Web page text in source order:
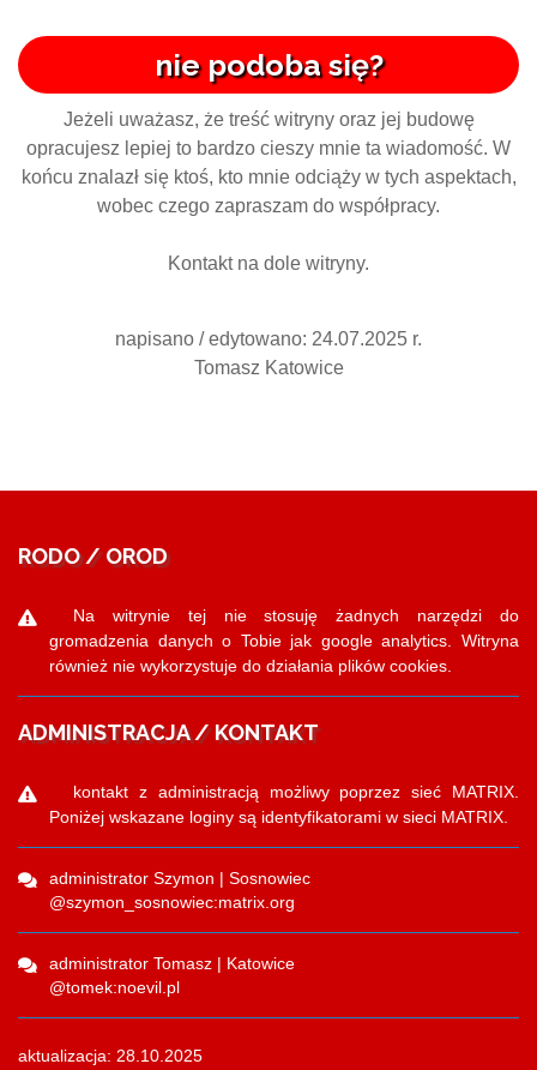
nie podoba się?
Jeżeli uważasz, że treść witryny oraz jej budowę
opracujesz lepiej to bardzo cieszy mnie ta wiadomość. W
końcu znalazł się ktoś, kto mnie odciąży w tych aspektach,
wobec czego zapraszam do współpracy.
Kontakt na dole witryny.
napisano / edytowano: 24.07.2025 r.
Tomasz Katowice
RODO / OROD
Na witrynie tej nie stosuję żadnych narzędzi do
gromadzenia danych o Tobie jak google analytics. Witryna
również nie wykorzystuje do działania plików cookies.
ADMINISTRACJA / KONTAKT
kontakt z administracją możliwy poprzez sieć MATRIX.
Poniżej wskazane loginy są identyfikatorami w sieci MATRIX.
administrator Szymon | Sosnowiec
@szymon_sosnowiec:matrix.org
administrator Tomasz | Katowice
@tomek:noevil.pl
aktualizacja: 28.10.2025